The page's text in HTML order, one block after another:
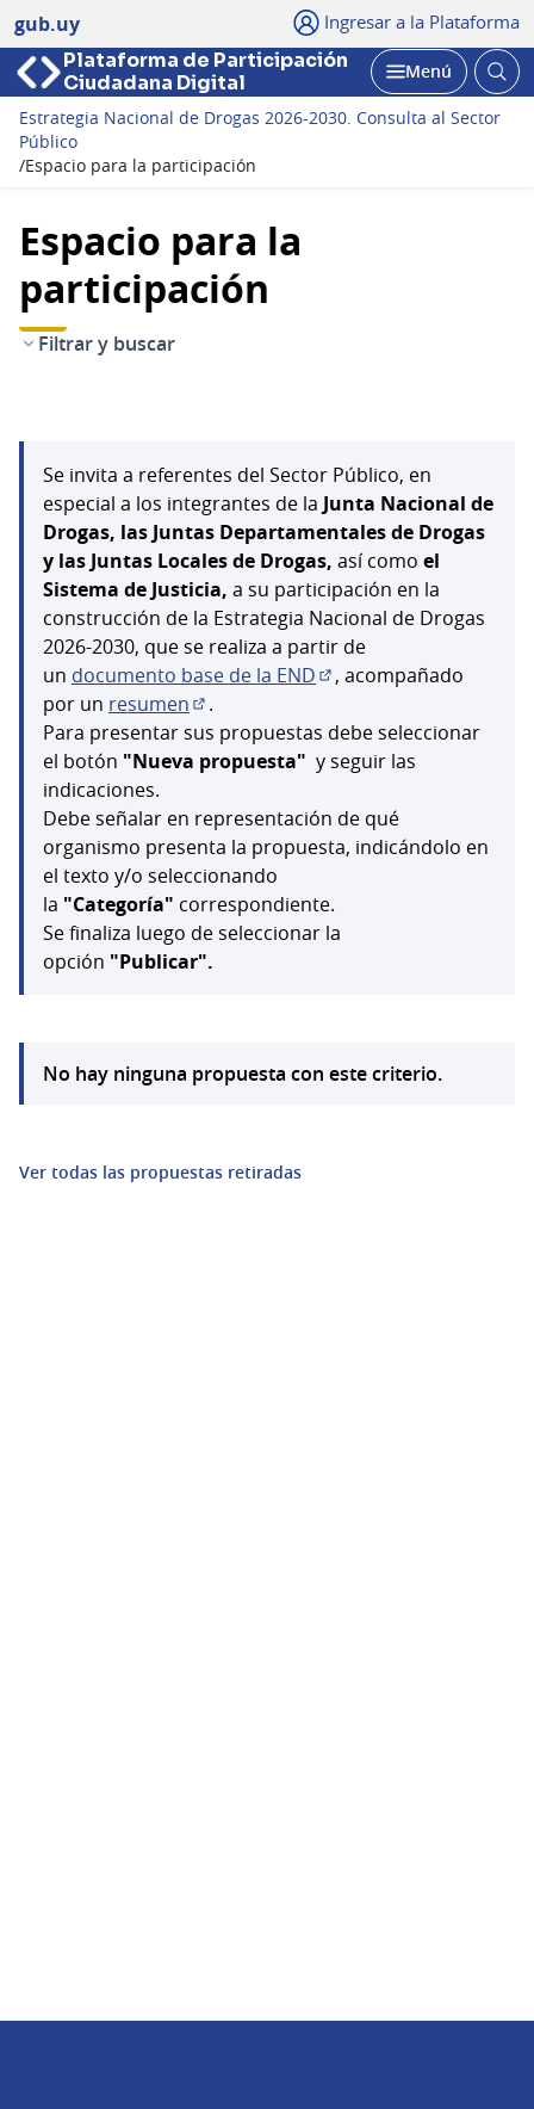
gub.uy Ingresar a la Plataforma
Plataforma de Participación
Ciudadana Digital
Abrir
Menú
Estrategia Nacional de Drogas 2026-2030. Consulta al Sector
Público
/Espacio para la participación
Espacio para la
participación
Filtrar y buscar
Se invita a referentes del Sector Público, en
especial a los integrantes de la Junta Nacional de
Drogas, las Juntas Departamentales de Drogas
y las Juntas Locales de Drogas, así como el
Sistema de Justicia, a su participación en la
construcción de la Estrategia Nacional de Drogas
2026-2030, que se realiza a partir de
un documento base de la END
(Abrir en una pestaña
, acompañado
por un resumen
(Abrir en una pestaña nueva)
.
Para presentar sus propuestas debe seleccionar
el botón "Nueva propuesta" y seguir las
indicaciones.
Debe señalar en representación de qué
organismo presenta la propuesta, indicándolo en
el texto y/o seleccionando
la "Categoría" correspondiente.
Se finaliza luego de seleccionar la
opción "Publicar".
No hay ninguna propuesta con este criterio.
Ver todas las propuestas retiradas